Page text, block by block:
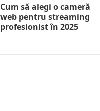
Cum să alegi o cameră
web pentru streaming
profesionist în 2025